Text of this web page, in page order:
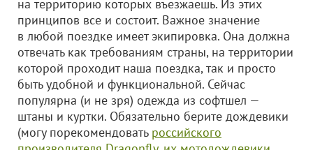
на территорию которых въезжаешь. Из этих
принципов все и состоит. Важное значение
в любой поездке имеет экипировка. Она должна
отвечать как требованиям страны, на территории
которой проходит наша поездка, так и просто
быть удобной и функциональной. Сейчас
популярна (и не зря) одежда из софтшел —
штаны и куртки. Обязательно берите дождевики
(могу порекомендовать российского